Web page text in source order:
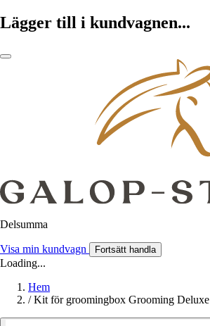
Lägger till i kundvagnen...
Delsumma
Visa min kundvagn Fortsätt handla
Loading...
Hem
/ Kit för groomingbox Grooming Deluxe